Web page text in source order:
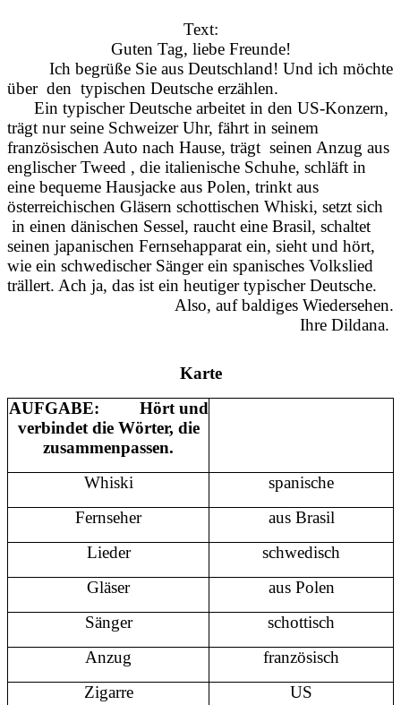
Text:
Guten Tag, liebe Freunde!
Ich begrüße Sie aus Deutschland! Und ich möchte
über den typischen Deutsche erzählen.
Ein typischer Deutsche arbeitet in den US-Konzern,
trägt nur seine Schweizer Uhr, fährt in seinem
französischen Auto nach Hause, trägt seinen Anzug aus
englischer Tweed , die italienische Schuhe, schläft in
eine bequeme Hausjacke aus Polen, trinkt aus
österreichischen Gläsern schottischen Whiski, setzt sich
in einen dänischen Sessel, raucht eine Brasil, schaltet
seinen japanischen Fernsehapparat ein, sieht und hört,
wie ein schwedischer Sänger ein spanisches Volkslied
trällert. Ach ja, das ist ein heutiger typischer Deutsche.
Also, auf baldiges Wiedersehen.
Ihre Dildana.
Karte
AUFGABE: Hört und
verbindet die Wörter, die
zusammenpassen.
Whiski
spanische
Fernseher
aus Brasil
Lieder
schwedisch
Gläser
aus Polen
Sänger
schottisch
Anzug
französisch
Zigarre
US